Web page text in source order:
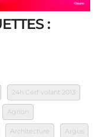
:
24h Cerf volant 2013
Agrion
Architecture Argus